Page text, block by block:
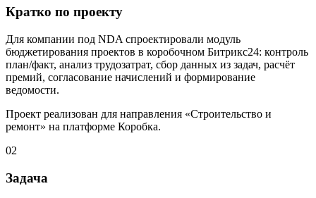
Кратко по проекту
Для компании под NDA спроектировали модуль
бюджетирования проектов в коробочном Битрикс24: контроль
план/факт, анализ трудозатрат, сбор данных из задач, расчёт
премий, согласование начислений и формирование
ведомости.
Проект реализован для направления «Строительство и
ремонт» на платформе Коробка.
02
Задача